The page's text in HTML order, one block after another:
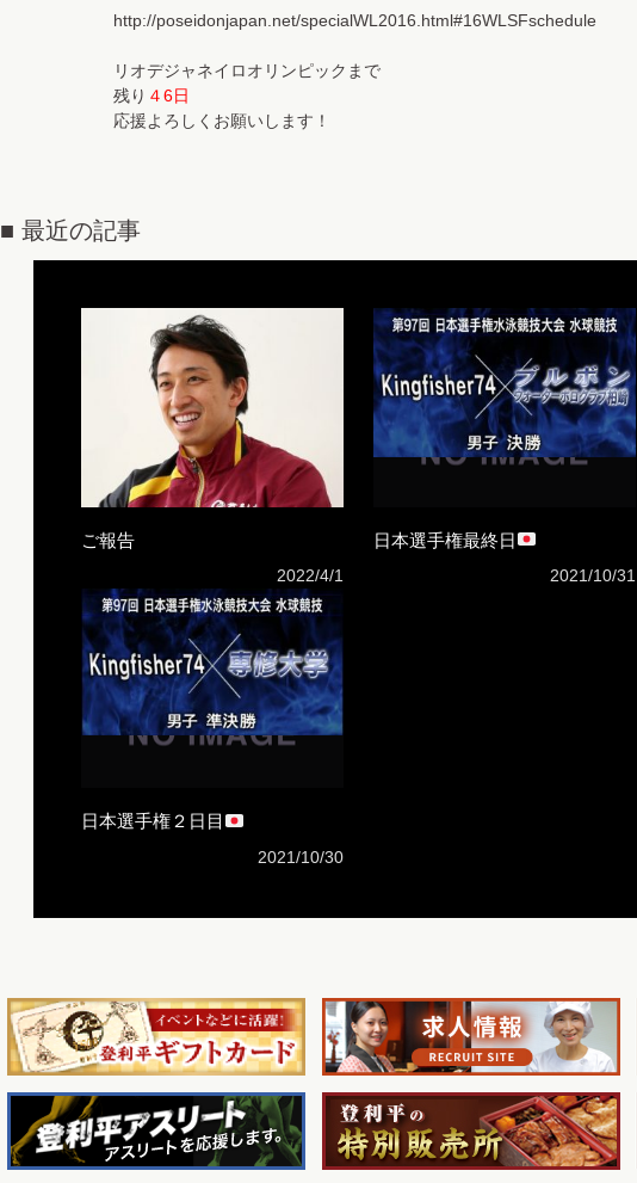
http://poseidonjapan.net/specialWL2016.html#16WLSFschedule
リオデジャネイロオリンピックまで
残り ４6日
応援よろしくお願いします！
■ 最近の記事
ご報告
2022/4/1
日本選手権最終日
2021/10/31
日本選手権２日目
2021/10/30